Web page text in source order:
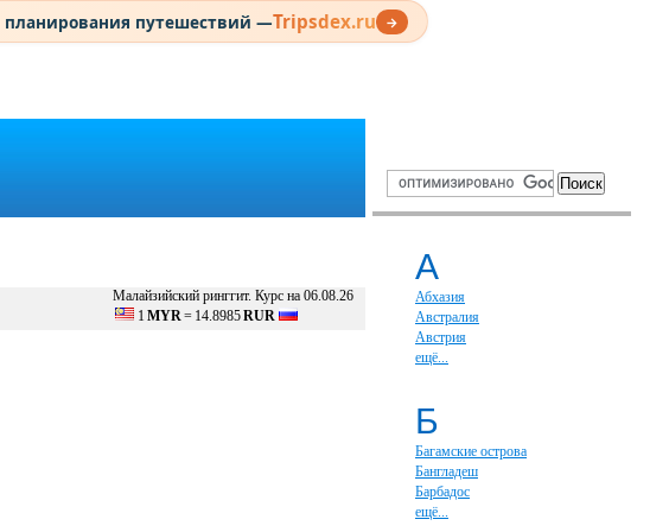
планирования путешествий —Tripsdex.ru →
Малайзийский ринггит. Курс на 06.08.26
1 MYR= 14.8985RUR
А
Абхазия
Австралия
Австрия
ещё...
Б
Багамские острова
Бангладеш
Барбадос
ещё...